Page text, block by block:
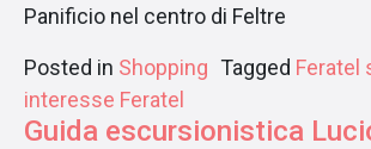
Panificio nel centro di Feltre
Posted in Shopping Tagged Feratel
interesse Feratel
Guida escursionistica